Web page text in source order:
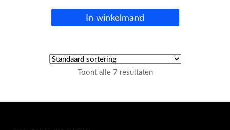
In winkelmand
Toont alle 7 resultaten